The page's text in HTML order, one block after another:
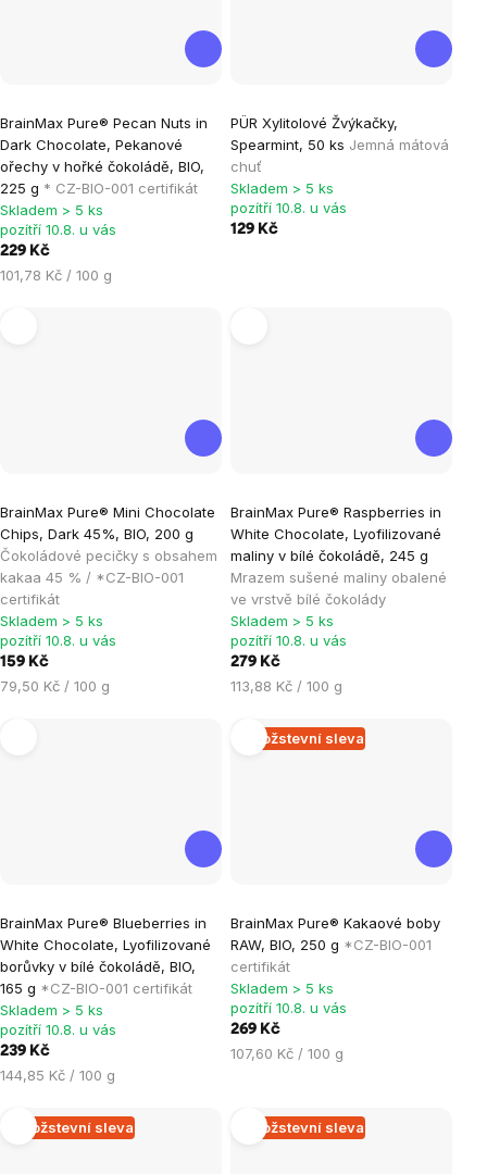
BrainMax Pure® Pecan Nuts in
Dark Chocolate, Pekanové
ořechy v hořké čokoládě, BIO,
225 g * CZ-BIO-001 certifikát
Skladem > 5 ks
pozítří 10.8. u vás
229 Kč
Měrná
101,78 Kč / 100 g
PÜR Xylitolové Žvýkačky,
Spearmint, 50 ks Jemná mátová
chuť
Skladem > 5 ks
pozítří 10.8. u vás
129 Kč
BrainMax Pure® Mini Chocolate
Chips, Dark 45%, BIO, 200 g
Čokoládové pecičky s obsahem
kakaa 45 % / *CZ-BIO-001
certifikát
Skladem > 5 ks
pozítří 10.8. u vás
159 Kč
Měrná
79,50 Kč / 100 g
BrainMax Pure® Raspberries in
White Chocolate, Lyofilizované
maliny v bílé čokoládě, 245 g
Mrazem sušené maliny obalené
ve vrstvě bílé čokolády
hodnocení
produktu
je
5,0
z
5
hvězdiček.
Skladem > 5 ks
pozítří 10.8. u vás
279 Kč
Měrná
113,88 Kč / 100 g
BrainMax Pure® Blueberries in
White Chocolate, Lyofilizované
borůvky v bílé čokoládě, BIO,
165 g *CZ-BIO-001 certifikát
hodnocení
produktu
je
5,0
z
Skladem > 5 ks
pozítří 10.8. u vás
239 Kč
Měrná
144,85 Kč / 100 g
Množstevní sleva
BrainMax Pure® Kakaové boby
RAW, BIO, 250 g *CZ-BIO-001
certifikát
hodnocení
produktu
je
5,0
z
5
Skladem > 5 ks
pozítří 10.8. u vás
269 Kč
Měrná
107,60 Kč / 100 g
Množstevní sleva Množstevní sleva